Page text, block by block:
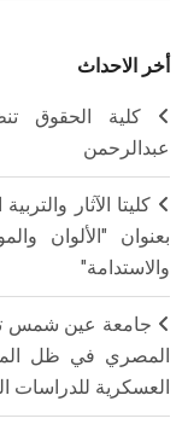
أخر الاحداث
كلية الحقوق
عبدالرحمن
كليتا الآثار
بعنوان "الألوان
والاستدامة"
جامعة عين شمس
المصري في ظل
العسكرية للدراسات